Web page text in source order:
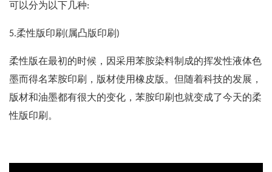
可以分为以下几种:
5.柔性版印刷(属凸版印刷)
柔性版在最初的时候，因采用苯胺染料制成的挥发性液体色
墨而得名苯胺印刷，版材使用橡皮版。但随着科技的发展，
版材和油墨都有很大的变化，苯胺印刷也就变成了今天的柔
性版印刷。